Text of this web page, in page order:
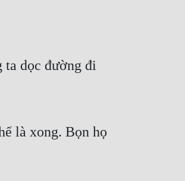
ta dọc đường đi
là xong. Bọn họ